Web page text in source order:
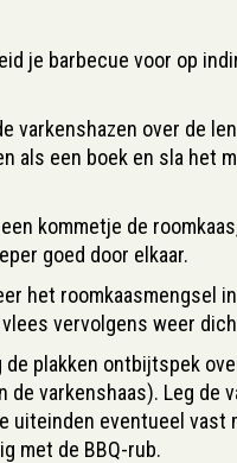
je barbecue voor op
varkenshazen over de
als een boek en sla het
kommetje de
goed door elkaar.
het roomkaasmengsel
vervolgens weer
de plakken ontbijtspek
de varkenshaas). Leg de
uiteinden eventueel
met de BBQ-rub.